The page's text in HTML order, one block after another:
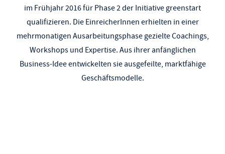
im Frühjahr 2016 für Phase 2 der Initiative greenstart
qualifizieren. Die EinreicherInnen erhielten in einer
mehrmonatigen Ausarbeitungsphase gezielte Coachings,
Workshops und Expertise. Aus ihrer anfänglichen
Business-Idee entwickelten sie ausgefeilte, marktfähige
Geschäftsmodelle.